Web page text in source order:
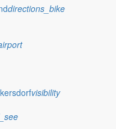
directions_bike
visibility